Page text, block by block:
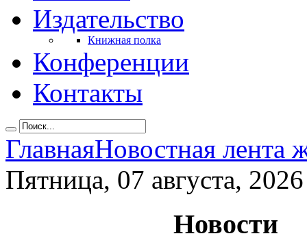
Издательство
Книжная полка
Конференции
Контакты
ГлавнаяНовостная лента
Пятница, 07 августа, 2026
Новости